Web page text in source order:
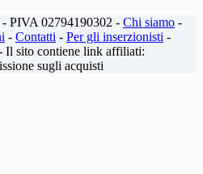
PIVA 02794190302 - Chi siamo -
- Contatti - Per gli inserzionisti -
Il sito contiene link affiliati:
sugli acquisti